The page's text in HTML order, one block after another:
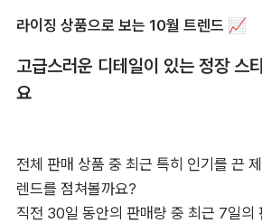
라이징 상품으로 보는 10월 트렌드 📈
고급스러운 디테일이 있는 정장 스
요
전체 판매 상품 중 최근 특히 인기를 끈
렌드를 점쳐볼까요?
직전 30일 동안의 판매량 중 최근 7일의